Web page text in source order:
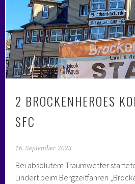
2 BROCKENHEROES
SFC
16. September 2023
Bei absolutem Traumwetter
Lindert beim Bergzeitfahren